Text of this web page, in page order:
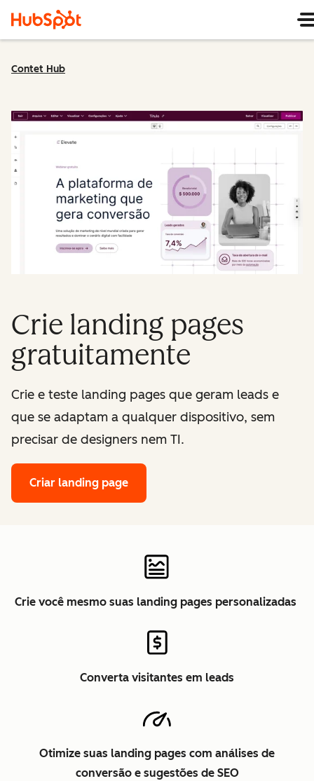
Contet Hub
Crie landing pages
gratuitamente
Crie e teste landing pages que geram leads e
que se adaptam a qualquer dispositivo, sem
precisar de designers nem TI.
Criar landing page
Crie você mesmo suas landing pages personalizadas
Converta visitantes em leads
Otimize suas landing pages com análises de
conversão e sugestões de SEO